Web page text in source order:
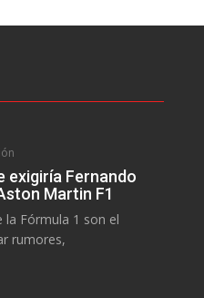
exigiría Fernando
Martin F1
la Fórmula 1 son el
rumores,